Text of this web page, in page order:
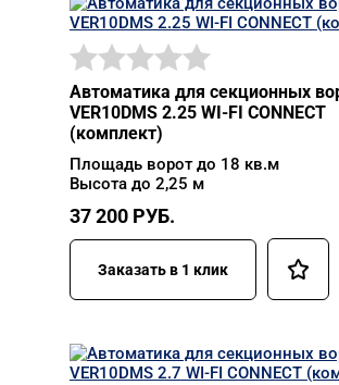
Автоматика для секционных
VER10DMS 2.25 WI-FI CONNECT
(комплект)
Площадь ворот до 18 кв.м
Высота до 2,25 м
37 200 РУБ.
Заказать в 1 клик